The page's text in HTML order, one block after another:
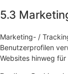
5.3
Marketing- /
Benutzerprofilen
Websites hinweg